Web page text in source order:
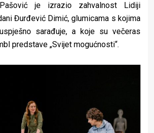
je izrazio zahvalnost Lidiji
Đurđević Dimić, glumicama s kojima
sarađuje, a koje su večeras
predstave „Svijet mogućnosti“.